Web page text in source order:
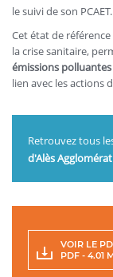
le suivi de son PCAET.
Cet état de
la crise sanitaire,
émissions polluantes
lien avec les actions
Retrouvez tous
d'Alès
VOIR LE
PDF - 4.01